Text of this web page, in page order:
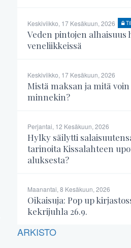
Keskiviikko, 17 Kesäkuun, 2026
Veden pintojen alhaisuus
veneliikkeissä
Keskiviikko, 17 Kesäkuun, 2026
Mistä maksan ja mitä voin
minnekin?
Perjantai, 12 Kesäkuun, 2026
Hylky säilytti
tarinoita Kissalahteen
aluksesta?
Maanantai, 8 Kesäkuun, 2026
Oikaisuja: Pop up
kekrijuhla 26.9.
ARKISTO